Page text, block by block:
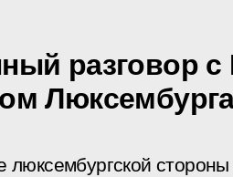
разговор
люксембургской